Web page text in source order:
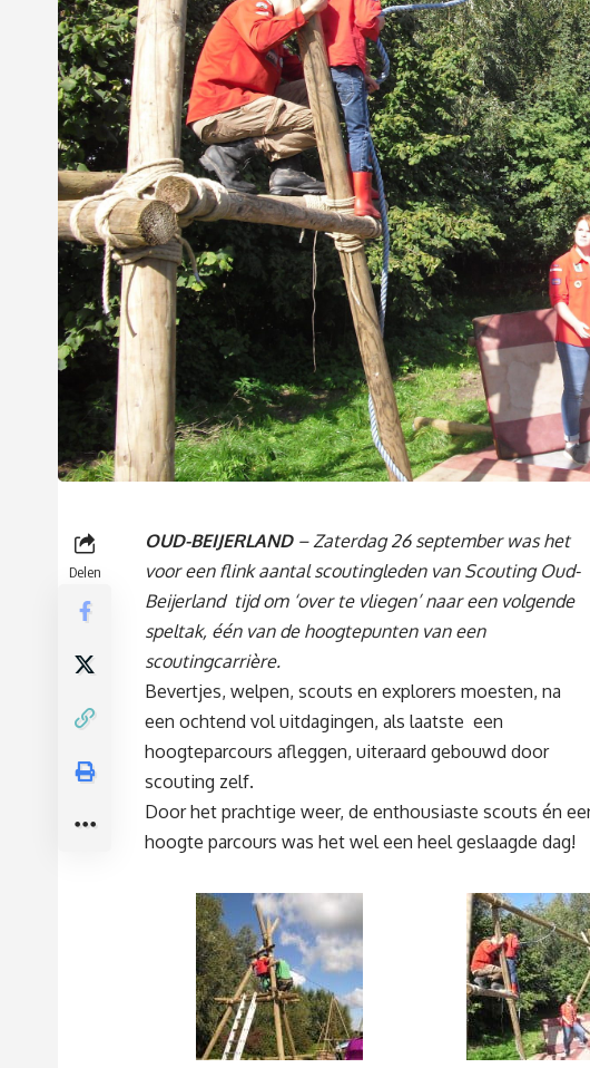
Delen
OUD-BEIJERLAND– Zaterdag 26 september was het
voor een flink aantal scoutingleden van Scouting Oud-
Beijerland tijd om ‘over te vliegen’ naar een volgende
speltak, één van de hoogtepunten van een
scoutingcarrière.
Bevertjes, welpen, scouts en explorers moesten, na
een ochtend vol uitdagingen, als laatste een
hoogteparcours afleggen, uiteraard gebouwd door
scouting zelf.
Door het prachtige weer, de enthousiaste scouts én
hoogte parcours was het wel een heel geslaagde dag!